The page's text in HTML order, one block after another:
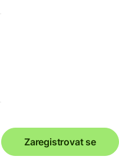
Zaregistrovat se